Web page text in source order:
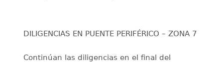
DILIGENCIAS EN PUENTE PERIFÉRICO – ZONA 7
Continúan las diligencias en el final del